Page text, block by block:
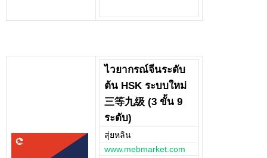
ไวยากรณ์จีนระดับ
ต้น HSK ระบบใหม่
三等九级 (3 ขั้น 9
ระดับ)
สุ่ยหลิน
www.mebmarket.com